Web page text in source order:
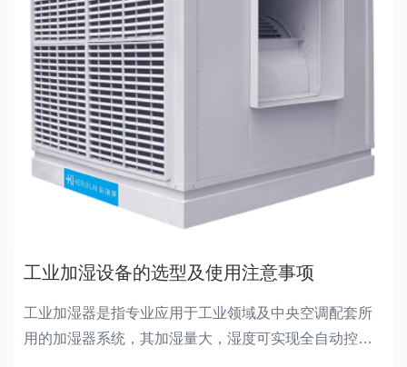
工业加湿设备的选型及使用注意事项
工业加湿器是指专业应用于工业领域及中央空调配套所
用的加湿器系统，其加湿量大，湿度可实现全自动控